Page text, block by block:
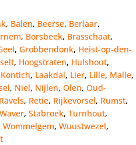
, Balen, Beerse, Berlaar,
, Borsbeek, Brasschaat,
, Grobbendonk, Heist-op-den-
, Hoogstraten, Hulshout,
Kontich, Laakdal, Lier, Lille, Malle,
, Niel, Nijlen, Olen, Oud-
Ravels, Retie, Rijkevorsel, Rumst,
, Stabroek, Turnhout,
Wommelgem, Wuustwezel,